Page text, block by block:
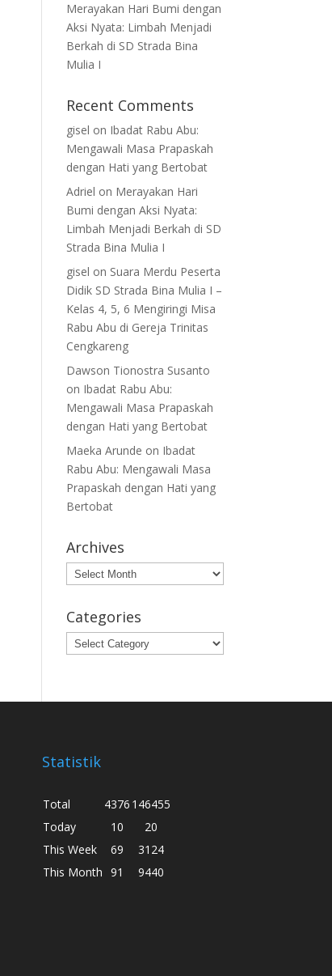
Merayakan Hari Bumi dengan
Aksi Nyata: Limbah Menjadi
Berkah di SD Strada Bina
Mulia I
Recent Comments
gisel on Ibadat Rabu Abu:
Mengawali Masa Prapaskah
dengan Hati yang Bertobat
Adriel on Merayakan Hari
Bumi dengan Aksi Nyata:
Limbah Menjadi Berkah di SD
Strada Bina Mulia I
gisel on Suara Merdu Peserta
Didik SD Strada Bina Mulia I –
Kelas 4, 5, 6 Mengiringi Misa
Rabu Abu di Gereja Trinitas
Cengkareng
Dawson Tionostra Susanto
on Ibadat Rabu Abu:
Mengawali Masa Prapaskah
dengan Hati yang Bertobat
Maeka Arunde on Ibadat
Rabu Abu: Mengawali Masa
Prapaskah dengan Hati yang
Bertobat
Archives
Archives
Categories
Categories
Statistik
Total 4376 146455
Today
10
20
This Week
69
3124
This Month 91 9440